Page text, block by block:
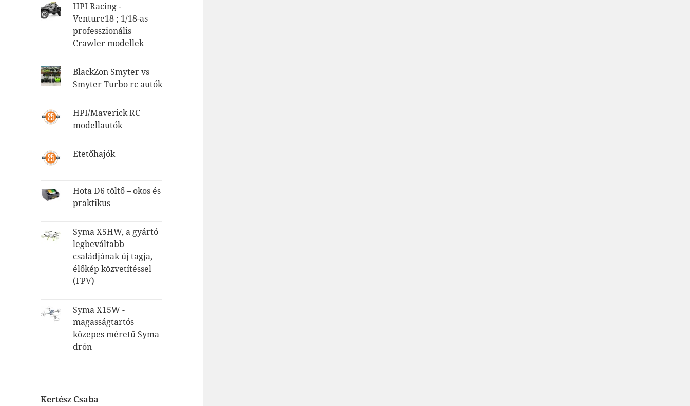
HPI Racing -
Venture18 ; 1/18-as
professzionális
Crawler modellek
BlackZon Smyter vs
Smyter Turbo rc autók
HPI/Maverick RC
modellautók
Etetőhajók
Hota D6 töltő – okos és
praktikus
Syma X5HW, a gyártó
legbeváltabb
családjának új tagja,
élőkép közvetítéssel
(FPV)
Syma X15W -
magasságtartós
közepes méretű Syma
drón
Kertész Csaba